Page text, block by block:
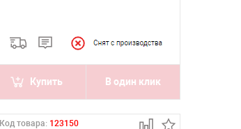
Купить В один клик
Код товара: 123150